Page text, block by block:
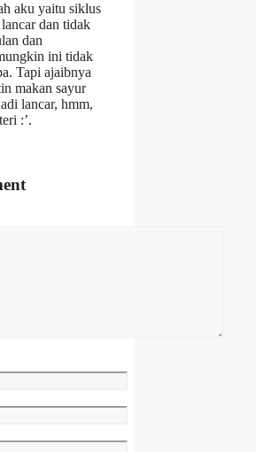
aku yaitu siklus
dan tidak
dan
ini tidak
Tapi ajaibnya
makan sayur
lancar, hmm,
:’.